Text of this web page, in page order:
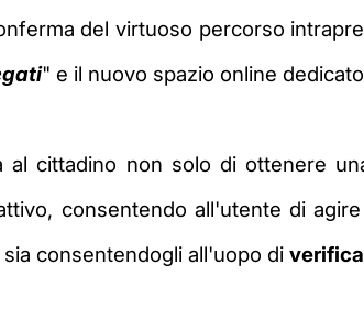
del virtuoso percorso
" e il nuovo spazio online
al cittadino non solo di ottenere
consentendo all'utente di
consentendogli all'uopo di